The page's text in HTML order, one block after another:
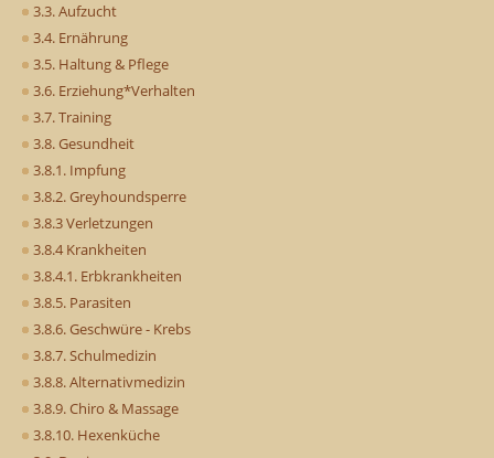
3.3. Aufzucht
3.4. Ernährung
3.5. Haltung & Pflege
3.6. Erziehung*Verhalten
3.7. Training
3.8. Gesundheit
3.8.1. Impfung
3.8.2. Greyhoundsperre
3.8.3 Verletzungen
3.8.4 Krankheiten
3.8.4.1. Erbkrankheiten
3.8.5. Parasiten
3.8.6. Geschwüre - Krebs
3.8.7. Schulmedizin
3.8.8. Alternativmedizin
3.8.9. Chiro & Massage
3.8.10. Hexenküche